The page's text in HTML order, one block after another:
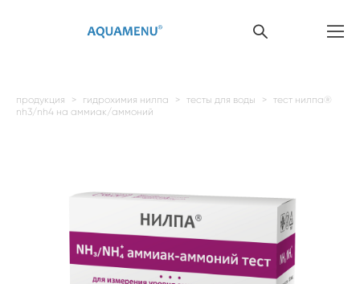
продукция > гидрохимия нилпа > тесты для воды > тест нилпа®
nh3/nh4 на аммиак/аммоний